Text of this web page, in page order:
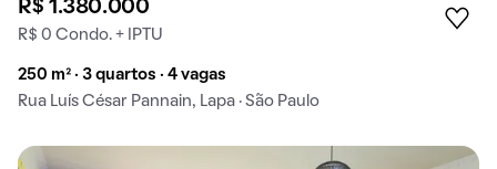
R$ 1.380.000
R$ 0 Condo. + IPTU
250 m² · 3 quartos · 4 vagas
Rua Luís César Pannain, Lapa · São Paulo